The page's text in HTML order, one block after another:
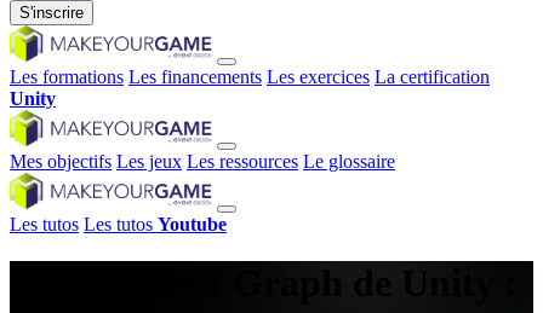
S'inscrire
Les formations Les financements Les exercices La certification
Unity
Mes objectifs Les jeux Les ressources Le glossaire
Les tutos Les tutos Youtube